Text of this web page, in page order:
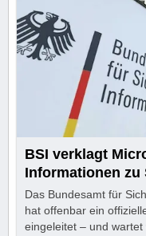
BSI verklagt
Informationen zu
Das Bundesamt für
hat offenbar ein
eingeleitet – und wartet